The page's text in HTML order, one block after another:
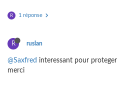
R 1 réponse
R ruslan
@Saxfred interessant pour
merci